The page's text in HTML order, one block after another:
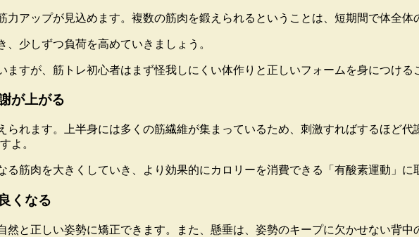
力アップが見込めます。複数の筋肉を鍛えられるということは、短期間で体全
少しずつ負荷を高めていきましょう。
ますが、筋トレ初心者はまず怪我しにくい体作りと正しいフォームを身につけ
が上がる
られます。上半身には多くの筋繊維が集まっているため、刺激すればするほど
よ。
る筋肉を大きくしていき、より効果的にカロリーを消費できる「有酸素運動」に
くなる
然と正しい姿勢に矯正できます。また、懸垂は、姿勢のキープに欠かせない背